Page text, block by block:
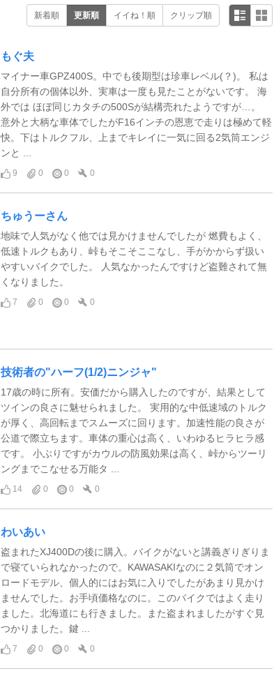
新着順 更新順 イイね！順 クリップ順
もぐ夫
マイナー車GPZ400S。中でも後期型は珍車レベル(？)。 私は
自分所有の個体以外、実車は一度も見たことがないです。 海
外では ほぼ同じカタチの500Sが結構売れたようですが…。
意外と大柄な車体でしたがF16インチの恩恵で走りは極めて軽
快。下はトルクフル、上までキレイに一気に回る2気筒エンジ
ンと ...
9 0 0 0
ちゅうーさん
地味で人気がなく他では見かけませんでしたが 燃費もよく、
低速トルクもあり、峠もそこそここなし、手がかからず扱い
やすいバイクでした。 人気なかったんですけど盗難されて無
くなりました。
7 0 0 0
技術者の"ハーフ(1/2)ニンジャ"
17歳の時に所有。安価だから購入したのですが、結果として
ツインの良さに魅せられました。 実用的な中低速域のトルク
が厚く、高回転までスムーズに回ります。加速性能の良さが
公道で際立ちます。車体の重心は高く、いわゆるヒラヒラ感
です。 小ぶりですがカウルの防風効果は高く、峠からツーリ
ングまでこなせる万能タ ...
14 0 0 0
わいあい
盗まれたXJ400Dの後に購入。バイクがないと講義ぎりぎりま
で寝ていられなかったので。KAWASAKIなのに２気筒でオン
ロードモデル、個人的にはお気に入りでしたがあまり見かけ
ませんでした。お手頃価格なのに。このバイクではよく走り
ました。北海道にも行きました。また盗まれましたがすぐ見
つかりました。鍵 ...
7 0 0 0